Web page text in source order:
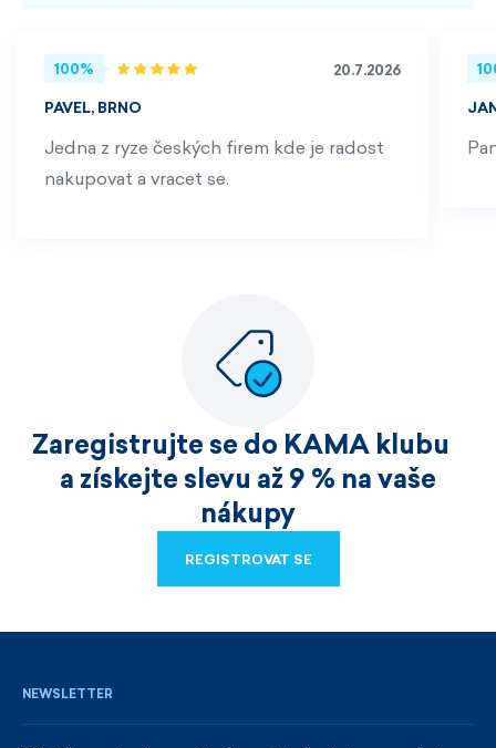
100% 20.7.2026
PAVEL, BRNO
Jedna z ryze českých firem kde je radost
nakupovat a vracet se.
Zaregistrujte se do KAMA klubu
a získejte slevu až 9 % na vaše
nákupy
REGISTROVAT SE
NEWSLETTER